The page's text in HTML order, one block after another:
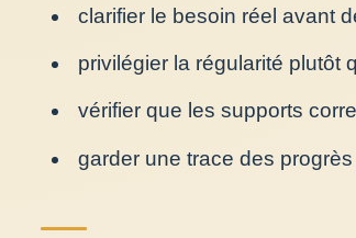
clarifier le besoin réel avant
privilégier la régularité plutôt
vérifier que les supports
garder une trace des